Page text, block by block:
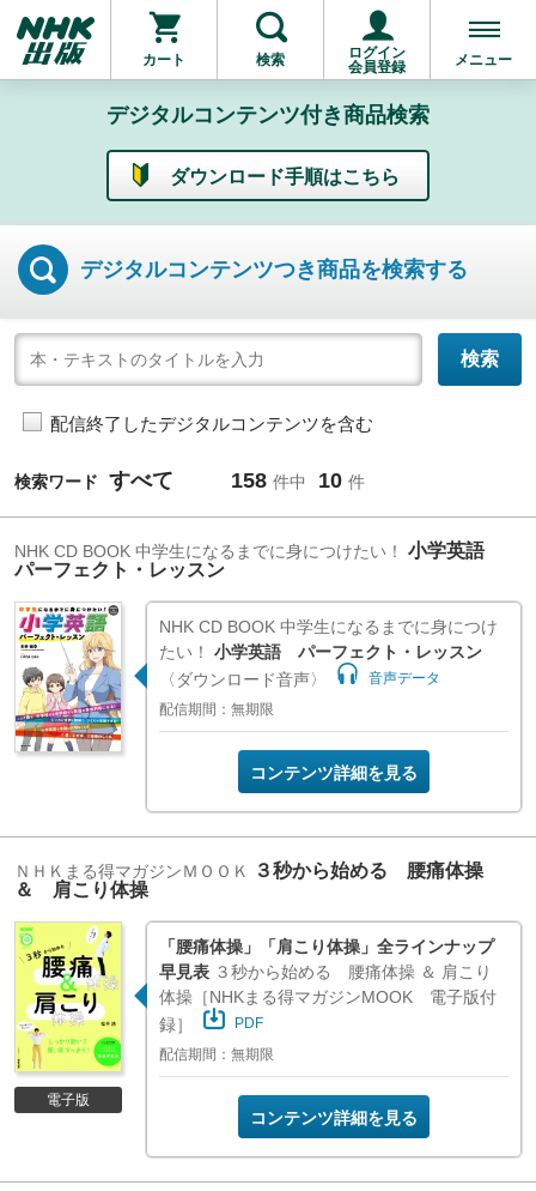
カート 検索
ログイン
会員登録
メニュー
デジタルコンテンツ付き商品検索
ダウンロード手順はこちら
デジタルコンテンツつき商品を検索する
配信終了したデジタルコンテンツを含む
検索ワード すべて 158 件中 10 件
NHK CD BOOK 中学生になるまでに身につけたい！
小学英語
パーフェクト・レッスン
NHK CD BOOK 中学生になるまでに身につけ
たい！
小学英語 パーフェクト・レッスン
〈ダウンロード音声〉
音声データ
配信期間：無期限
コンテンツ詳細を見る
ＮＨＫまる得マガジンＭＯＯＫ
３秒から始める 腰痛体操
＆ 肩こり体操
電子版
「腰痛体操」「肩こり体操」全ラインナップ
早見表 ３秒から始める 腰痛体操 ＆ 肩こり
体操［NHKまる得マガジンMOOK 電子版付
録］
PDF
配信期間：無期限
コンテンツ詳細を見る